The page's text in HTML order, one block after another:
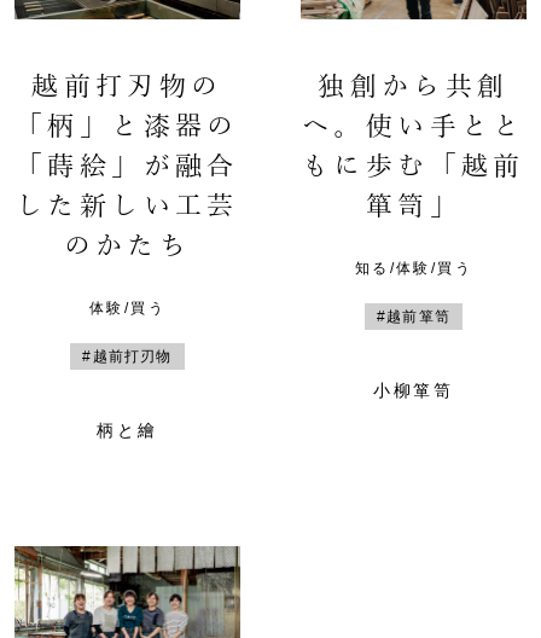
越前打刃物の
「柄」と漆器の
「蒔絵」が融合
した新しい工芸
のかたち
体験/買う
#越前打刃物
柄と繪
独創から共創
へ。使い手とと
もに歩む「越前
箪笥」
知る/体験/買う
#越前箪笥
小柳箪笥